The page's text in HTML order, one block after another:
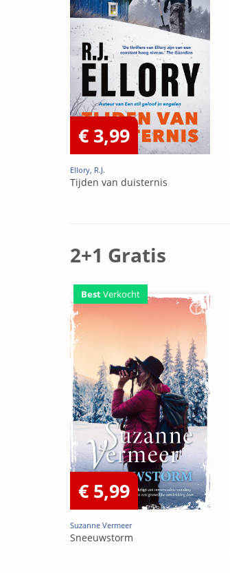
€ 3,99
Ellory, R.J.
Tijden van duisternis
2+1 Gratis
BestVerkocht
€ 5,99
Suzanne Vermeer
Sneeuwstorm